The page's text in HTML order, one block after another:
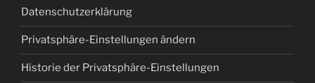
Datenschutzerklärung
Privatsphäre-Einstellungen ändern
Historie der Privatsphäre-Einstellungen